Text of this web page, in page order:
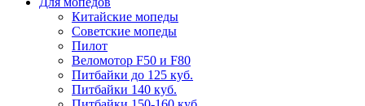
Китайские мопеды
Советские мопеды
Пилот
Веломотор F50 и F80
Питбайки до 125 куб.
Питбайки 140 куб.